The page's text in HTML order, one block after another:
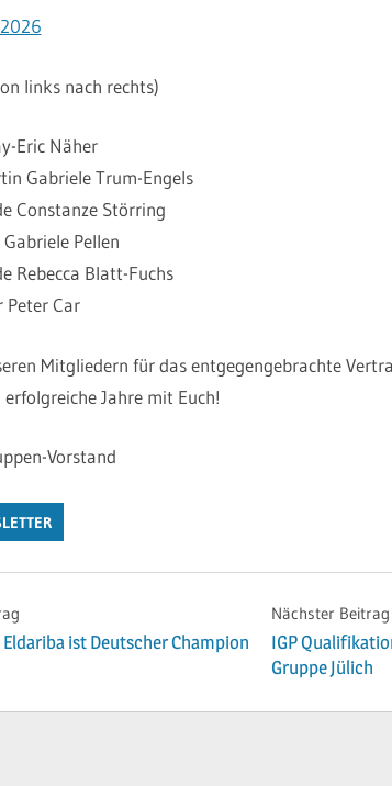
links nach rechts)
Eric Näher
Gabriele Trum-Engels
Constanze Störring
Pellen
Rebecca Blatt-Fuchs
Peter Car
Mitgliedern für das entgegengebrachte
Jahre mit Euch!
Vorstand
ist Deutscher Champion
Nächster Beitrag
IGP
Gruppe Jülich